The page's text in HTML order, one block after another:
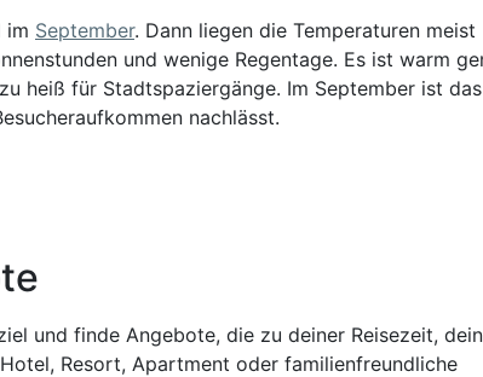
im September. Dann liegen die Temperaturen meist
und wenige Regentage. Es ist warm
heiß für Stadtspaziergänge. Im September ist
nachlässt.
und finde Angebote, die zu deiner Reisezeit,
Resort, Apartment oder familienfreundliche